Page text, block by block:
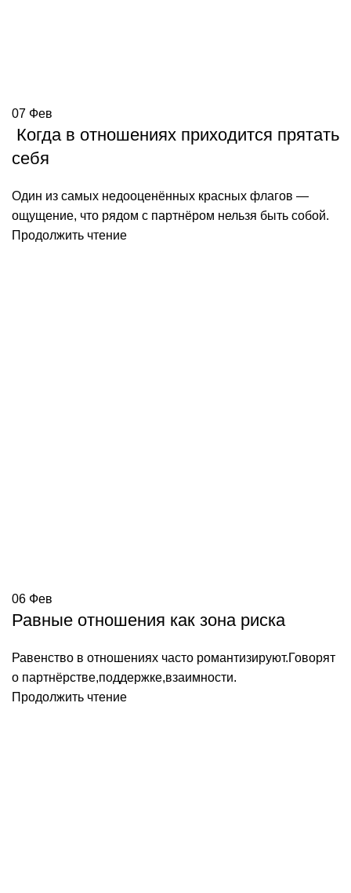
07 Фев
Когда в отношениях приходится прятать
себя
Один из самых недооценённых красных флагов —
ощущение, что рядом с партнёром нельзя быть собой.
Продолжить чтение
06 Фев
Равные отношения как зона риска
Равенство в отношениях часто романтизируют.Говорят
о партнёрстве,поддержке,взаимности.
Продолжить чтение